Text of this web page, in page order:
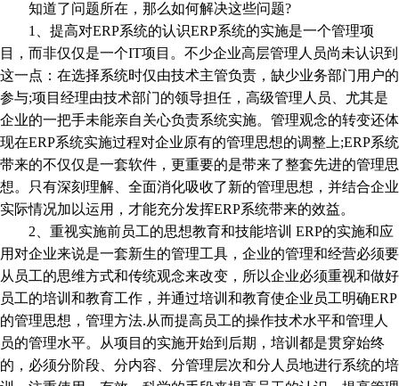
知道了问题所在，那么如何解决这些问题?
1、提高对ERP系统的认识ERP系统的实施是一个管理项
目，而非仅仅是一个IT项目。不少企业高层管理人员尚未认识到
这一点：在选择系统时仅由技术主管负责，缺少业务部门用户的
参与;项目经理由技术部门的领导担任，高级管理人员、尤其是
企业的一把手未能亲自关心负责系统实施。管理观念的转变还体
现在ERP系统实施过程对企业原有的管理思想的调整上;ERP系统
带来的不仅仅是一套软件，更重要的是带来了整套先进的管理思
想。只有深刻理解、全面消化吸收了新的管理思想，并结合企业
实际情况加以运用，才能充分发挥ERP系统带来的效益。
2、重视实施前员工的思想教育和技能培训 ERP的实施和应
用对企业来说是一套新生的管理工具，企业的管理和经营必须要
从员工的思维方式和传统观念来改变，所以企业必须重视和做好
员工的培训和教育工作，并通过培训和教育使企业员工明确ERP
的管理思想，管理方法.从而提高员工的操作技术水平和管理人
员的管理水平。从项目的实施开始到后期，培训都是贯穿始终
的，必须分阶段、分内容、分管理层次和分人员地进行系统的培